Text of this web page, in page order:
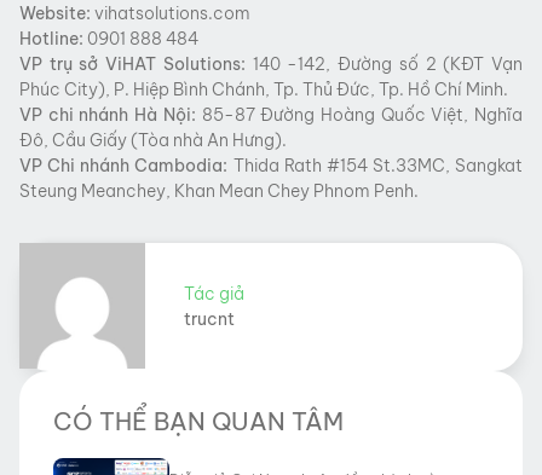
Website: vihatsolutions.com
Hotline: 0901 888 484
VP trụ sởViHAT Solutions: 140 -142, Đường số 2 (KĐT Vạn
Phúc City), P. Hiệp Bình Chánh, Tp. Thủ Đức, Tp. Hồ Chí Minh.
VP chi nhánh Hà Nội: 85-87 Đường Hoàng Quốc Việt, Nghĩa
Đô, Cầu Giấy (Tòa nhà An Hưng).
VP Chi nhánh Cambodia: Thida Rath #154 St.33MC, Sangkat
Steung Meanchey, Khan Mean Chey Phnom Penh.
Tác giả
trucnt
CÓ THỂ BẠN QUAN TÂM